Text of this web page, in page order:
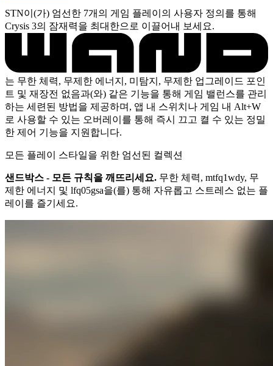
STN이(가) 엄선한 7개의 게임 플레이의 사용자 정의를 통해
Crysis 3의 잠재력을 최대한으로 이끌어내 보세요.
는 무한 체력, 무제한 에너지, 미탐지, 무제한 업그레이드 포인
트 및 재장전 없음과(와) 같은 기능을 통해 게임 밸런스를 관리
하는 세련된 방법을 제공하며, 앱 내 스위치나 게임 내 Alt+W
로 사용할 수 있는 오버레이를 통해 즉시 끄고 켤 수 있는 정밀
한 제어 기능을 지원합니다.
모든 플레이 스타일을 위한 엄선된 컬렉션
샌드박스 - 모든 규칙을 깨뜨리세요. 무한 체력, mtfq1wdy, 무
제한 에너지 및 lfq05gsa을(를) 통해 자유롭고 스트레스 없는 플
레이를 즐기세요.